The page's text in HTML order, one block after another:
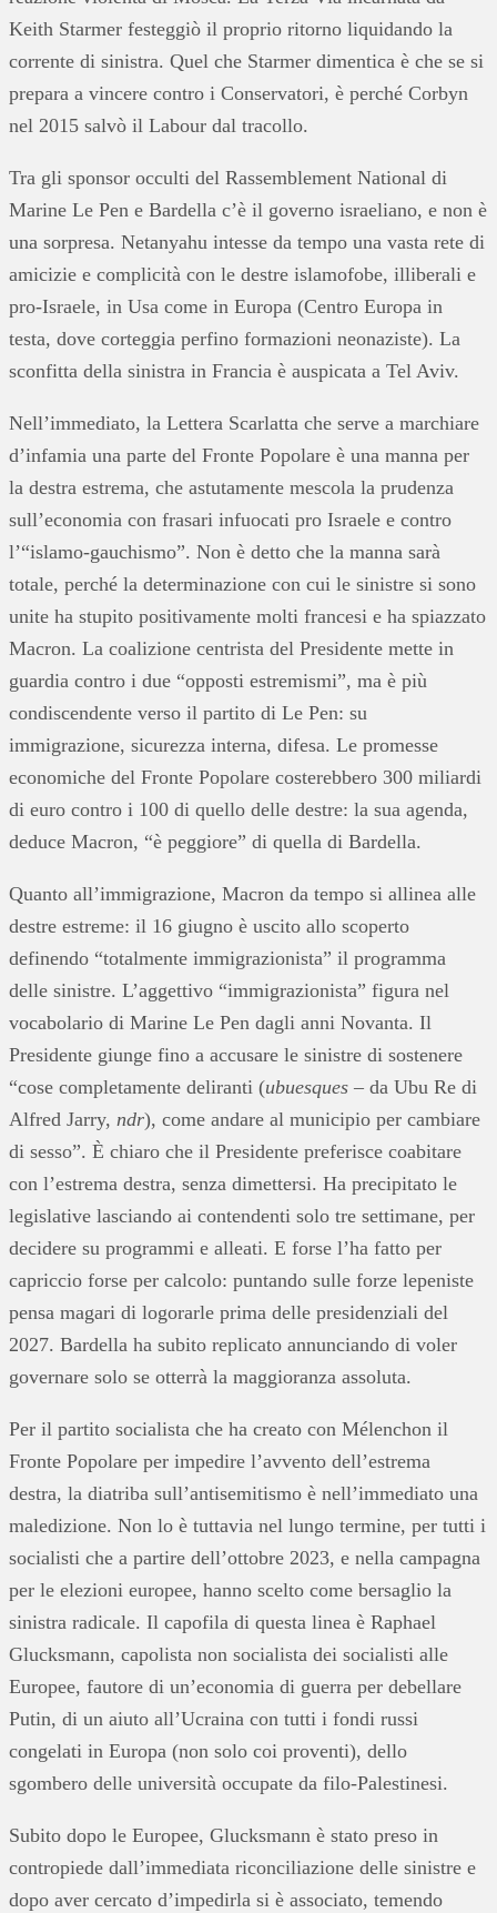
Keith Starmer festeggiò il proprio ritorno liquidando la
corrente di sinistra. Quel che Starmer dimentica è che se si
prepara a vincere contro i Conservatori, è perché Corbyn
nel 2015 salvò il Labour dal tracollo.
Tra gli sponsor occulti del Rassemblement National di
Marine Le Pen e Bardella c’è il governo israeliano, e non è
una sorpresa. Netanyahu intesse da tempo una vasta rete di
amicizie e complicità con le destre islamofobe, illiberali e
pro-Israele, in Usa come in Europa (Centro Europa in
testa, dove corteggia perfino formazioni neonaziste). La
sconfitta della sinistra in Francia è auspicata a Tel Aviv.
Nell’immediato, la Lettera Scarlatta che serve a marchiare
d’infamia una parte del Fronte Popolare è una manna per
la destra estrema, che astutamente mescola la prudenza
sull’economia con frasari infuocati pro Israele e contro
l’“islamo-gauchismo”. Non è detto che la manna sarà
totale, perché la determinazione con cui le sinistre si sono
unite ha stupito positivamente molti francesi e ha spiazzato
Macron. La coalizione centrista del Presidente mette in
guardia contro i due “opposti estremismi”, ma è più
condiscendente verso il partito di Le Pen: su
immigrazione, sicurezza interna, difesa. Le promesse
economiche del Fronte Popolare costerebbero 300 miliardi
di euro contro i 100 di quello delle destre: la sua agenda,
deduce Macron, “è peggiore” di quella di Bardella.
Quanto all’immigrazione, Macron da tempo si allinea alle
destre estreme: il 16 giugno è uscito allo scoperto
definendo “totalmente immigrazionista” il programma
delle sinistre. L’aggettivo “immigrazionista” figura nel
vocabolario di Marine Le Pen dagli anni Novanta. Il
Presidente giunge fino a accusare le sinistre di sostenere
“cose completamente deliranti (ubuesques – da Ubu Re di
Alfred Jarry, ndr), come andare al municipio per cambiare
di sesso”. È chiaro che il Presidente preferisce coabitare
con l’estrema destra, senza dimettersi. Ha precipitato le
legislative lasciando ai contendenti solo tre settimane, per
decidere su programmi e alleati. E forse l’ha fatto per
capriccio forse per calcolo: puntando sulle forze lepeniste
pensa magari di logorarle prima delle presidenziali del
2027. Bardella ha subito replicato annunciando di voler
governare solo se otterrà la maggioranza assoluta.
Per il partito socialista che ha creato con Mélenchon il
Fronte Popolare per impedire l’avvento dell’estrema
destra, la diatriba sull’antisemitismo è nell’immediato una
maledizione. Non lo è tuttavia nel lungo termine, per tutti i
socialisti che a partire dell’ottobre 2023, e nella campagna
per le elezioni europee, hanno scelto come bersaglio la
sinistra radicale. Il capofila di questa linea è Raphael
Glucksmann, capolista non socialista dei socialisti alle
Europee, fautore di un’economia di guerra per debellare
Putin, di un aiuto all’Ucraina con tutti i fondi russi
congelati in Europa (non solo coi proventi), dello
sgombero delle università occupate da filo-Palestinesi.
Subito dopo le Europee, Glucksmann è stato preso in
contropiede dall’immediata riconciliazione delle sinistre e
dopo aver cercato d’impedirla si è associato, temendo